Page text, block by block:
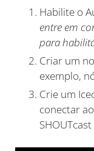
Habilite o
entre em
para
Criar um
exemplo,
Crie um
conectar
SHOUTcast